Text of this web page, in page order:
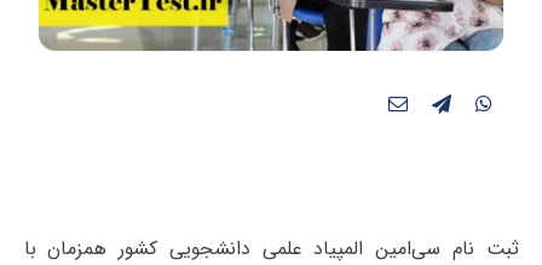
ثبت نام سی‌امین المپیاد علمی دانشجویی کشور همزمان با